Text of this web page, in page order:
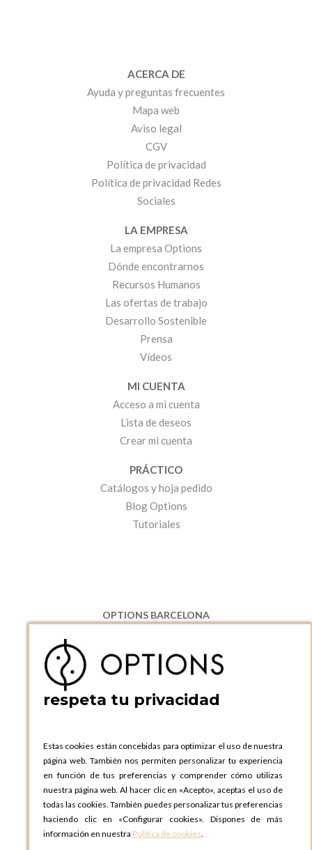
ACERCA DE
Ayuda y preguntas frecuentes
Mapa web
Aviso legal
CGV
Política de privacidad
Política de privacidad Redes
Sociales
LA EMPRESA
La empresa Options
Dónde encontrarnos
Recursos Humanos
Las ofertas de trabajo
Desarrollo Sostenible
Prensa
Vídeos
MI CUENTA
Acceso a mi cuenta
Lista de deseos
Crear mi cuenta
PRÁCTICO
Catálogos y hoja pedido
Blog Options
Tutoriales
OPTIONS BARCELONA
08130 Santa Perpetua de Moguda, Barcelona
ESPAñA
Teléfono:
+34 935 724 041
OPTIONS BARCELONA SHOWROOM
ESPAñA
Teléfono:+34 935 724 041
OPTIONS MADRID
C. Lucio Emilio Cándido, 6,
28803 Alcalá de Henares, Madrid
ESPAñA
respeta tu privacidad
Estas cookies están concebidas para optimizar el uso de nuestra
página web. También nos permiten personalizar tu experiencia
en función de tus preferencias y comprender cómo utilizas
nuestra página web. Al hacer clic en «Acepto», aceptas el uso de
todas las cookies. También puedes personalizar tus preferencias
haciendo clic en «Configurar cookies». Dispones de más
información en nuestra Política de cookies.